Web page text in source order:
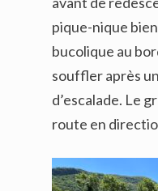
pique-nique
bucolique au
souffler après
d’escalade. Le
route en